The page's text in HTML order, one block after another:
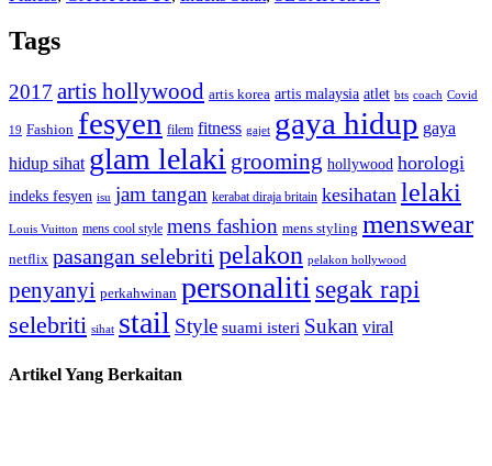
Tags
2017 artis hollywood artis korea artis malaysia atlet bts coach Covid
19 Fashion fesyen filem fitness gajet gaya hidup gaya
hidup sihat glam lelaki grooming hollywood horologi
indeks fesyen isu jam tangan kerabat diraja britain kesihatan lelaki
Louis Vuitton mens cool style mens fashion mens styling menswear
netflix pasangan selebriti pelakon pelakon hollywood
penyanyi perkahwinan personalitisegak rapi
selebriti sihat stail Style suami isteri Sukan viral
Artikel Yang Berkaitan